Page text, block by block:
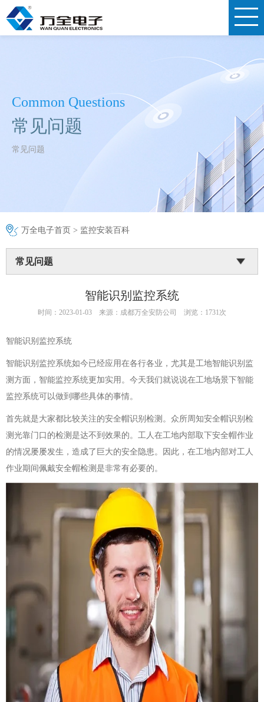
Common Questions
常见问题
常见问题
万全电子首页 > 监控安装百科
常见问题
智能识别监控系统
时间：2023-01-03 来源：成都万全安防公司 浏览：1731次
智能识别监控系统
智能识别监控系统如今已经应用在各行各业，尤其是工地智能识别监
测方面，智能监控系统更加实用。今天我们就说说在工地场景下智能
监控系统可以做到哪些具体的事情。
首先就是大家都比较关注的安全帽识别检测。众所周知安全帽识别检
测光靠门口的检测是达不到效果的。工人在工地内部取下安全帽作业
的情况屡屡发生，造成了巨大的安全隐患。因此，在工地内部对工人
作业期间佩戴安全帽检测是非常有必要的。